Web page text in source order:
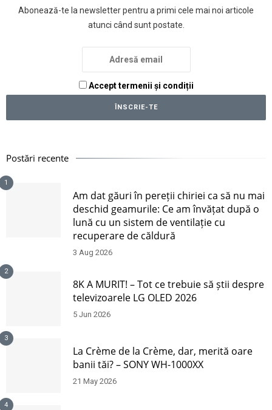
Abonează-te la newsletter pentru a primi cele mai noi articole
atunci când sunt postate.
Accept termenii și condiții
Postări recente
1
Am dat găuri în pereții chiriei ca să nu mai
deschid geamurile: Ce am învățat după o
lună cu un sistem de ventilație cu
recuperare de căldură
3 Aug 2026
2
8K A MURIT! – Tot ce trebuie să știi despre
televizoarele LG OLED 2026
5 Jun 2026
3
La Crème de la Crème, dar, merită oare
banii tăi? – SONY WH-1000XX
21 May 2026
4